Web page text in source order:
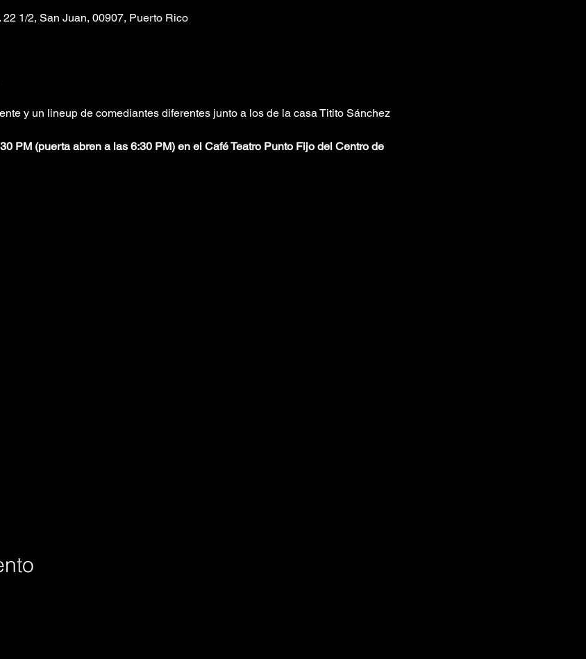
1/2, San Juan, 00907, Puerto Rico
y un lineup de comediantes diferentes junto a los de la casa Titito Sánchez
PM (puerta abren a las 6:30 PM) en el Café Teatro Punto Fijo del Centro de